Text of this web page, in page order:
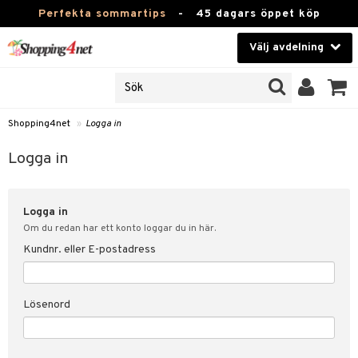
Perfekta sommartips - 45 dagars öppet köp
Välj avdelning
Kontaktlinser
Hälsokost
Fitness
Hem & Inredning
Leksaker, Barn & Baby
Varumärken
Shopping4net » Logga in
Logga in
Logga in
Om du redan har ett konto loggar du in här.
Kundnr. eller E-postadress
Lösenord
svar